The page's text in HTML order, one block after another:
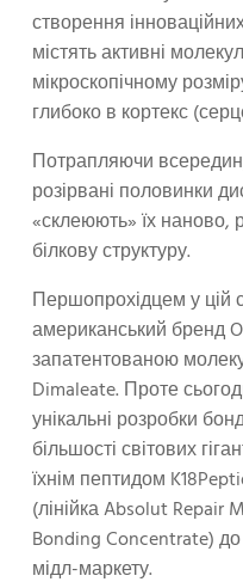
створення
містять активні
мікроскопічному
глибоко в кортекс
Потрапляючи
розірвані половинки
«склеюють» їх
білкову структуру.
Першопрохідцем у цій
американський бренд
запатентованою
Dimaleate. Проте
унікальні розробки
більшості світових
їхнім пептидом
(лінійка Absolut Repair
Bonding Concentrate)
мідл-маркету.